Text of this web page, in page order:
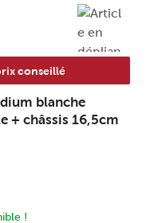
conseillé
blanche
+ châssis 16,5cm
!